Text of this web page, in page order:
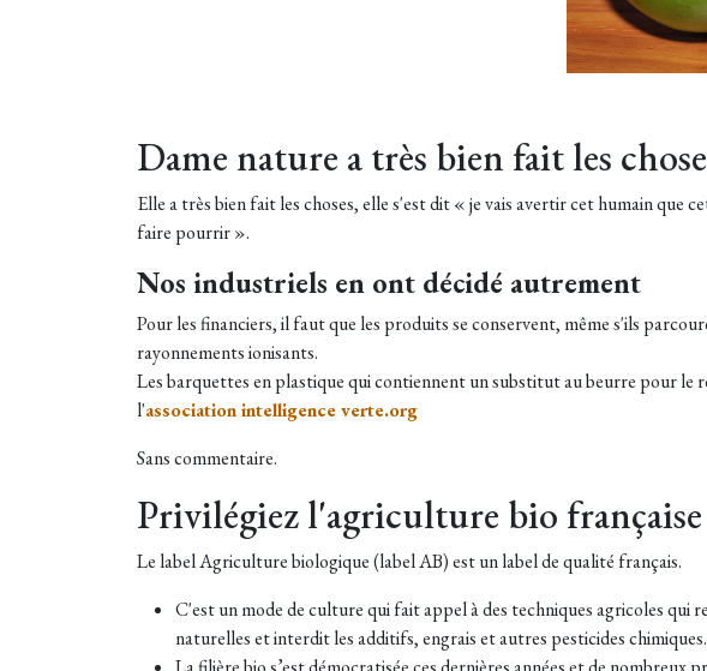
Dame nature a très bien fait les
Elle a très bien fait les choses, elle s'est dit « je vais avertir cet humain que
faire pourrir ».
Nos industriels en ont décidé autrement
Pour les financiers, il faut que les produits se conservent, même s'ils
rayonnements ionisants.
Les barquettes en plastique qui contiennent un substitut au beurre pour le
l'association intelligence verte.org
Sans commentaire.
Privilégiez l'agriculture bio française
Le label Agriculture biologique (label AB) est un label de qualité français.
C'est un mode de culture qui fait appel à des techniques agricoles
naturelles et interdit les additifs, engrais et autres pesticides chimiques.